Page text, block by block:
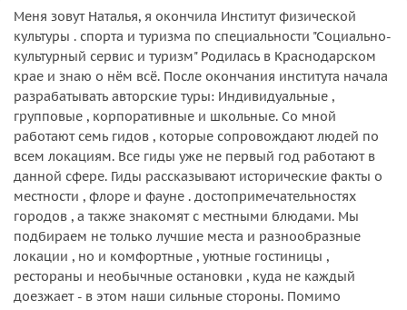
Меня зовут Наталья, я окончила Институт физической
культуры . спорта и туризма по специальности "Социально-
культурный сервис и туризм" Родилась в Краснодарском
крае и знаю о нём всё. После окончания института начала
разрабатывать авторские туры: Индивидуальные ,
групповые , корпоративные и школьные. Со мной
работают семь гидов , которые сопровождают людей по
всем локациям. Все гиды уже не первый год работают в
данной сфере. Гиды рассказывают исторические факты о
местности , флоре и фауне . достопримечательностях
городов , а также знакомят с местными блюдами. Мы
подбираем не только лучшие места и разнообразные
локации , но и комфортные , уютные гостиницы ,
рестораны и необычные остановки , куда не каждый
доезжает - в этом наши сильные стороны. Помимо